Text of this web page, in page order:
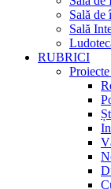
Sală de
Sală
RUBRICI